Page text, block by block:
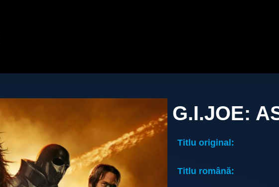
G.I.JOE:
Titlu original:
Titlu română: